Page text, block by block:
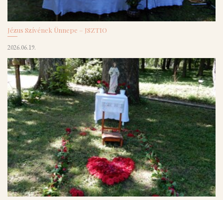
Jézus Szívének Ünnepe – JSZTIO
2026.06.19.